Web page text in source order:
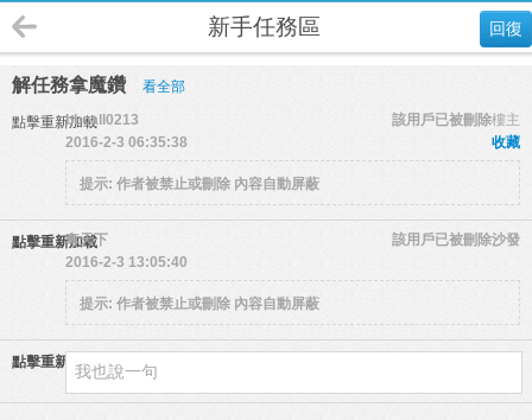
回復
新手任務區
解任務拿魔鑽 看全部
點擊重新加載 樓主
bbcall0213
該用戶已被刪除
收藏
2016-2-3 06:35:38
提示: 作者被禁止或刪除 內容自動屏蔽
點擊重新加載 沙發
奪天下
該用戶已被刪除
2016-2-3 13:05:40
提示: 作者被禁止或刪除 內容自動屏蔽
點擊重新加載